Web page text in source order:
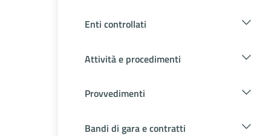
Enti controllati
Attività e procedimenti
Provvedimenti
Bandi di gara e contratti